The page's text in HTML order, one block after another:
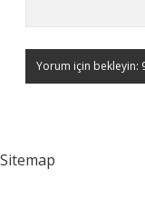
Sitemap